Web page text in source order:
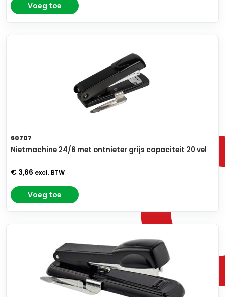
Voeg toe
60707
Nietmachine 24/6 met ontnieter grijs capaciteit 20 vel
€ 3,66 excl. BTW
Voeg toe